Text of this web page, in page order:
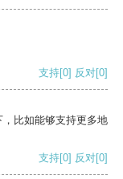
支持[0] 反对[0]
比如能够支持更多地
支持[0] 反对[0]